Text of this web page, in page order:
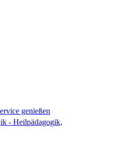
genießen
- Heilpädagogik,